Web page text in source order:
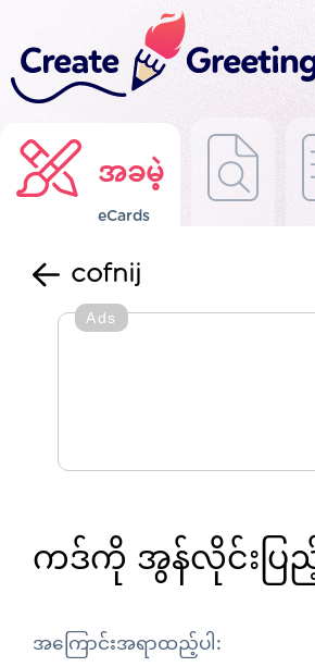
အခမဲ့
eCards
cofnij
Ads
ကဒ်ကို အွန်လိုင်းပြည့်
အကြောင်းအရာထည့်ပါ: